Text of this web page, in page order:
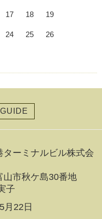
17 18 19
24 25 26
ターミナルビル株式会
山市秋ケ島30番地
子
月22日